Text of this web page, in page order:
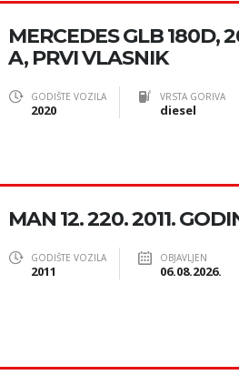
MERCEDES GLB 180D,
A, PRVI VLASNIK
GODIŠTE VOZILA
2020
VRSTA GORIVA
diesel
MAN 12. 220. 2011.
GODIŠTE VOZILA
2011
OBJAVLJEN
06.08.2026.